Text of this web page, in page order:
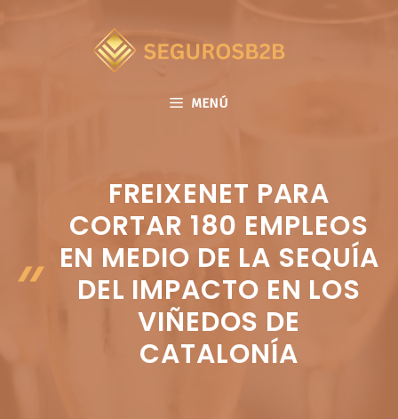
MENÚ
FREIXENET PARA
CORTAR 180 EMPLEOS
EN MEDIO DE LA SEQUÍA
DEL IMPACTO EN LOS
VIÑEDOS DE
CATALONÍA